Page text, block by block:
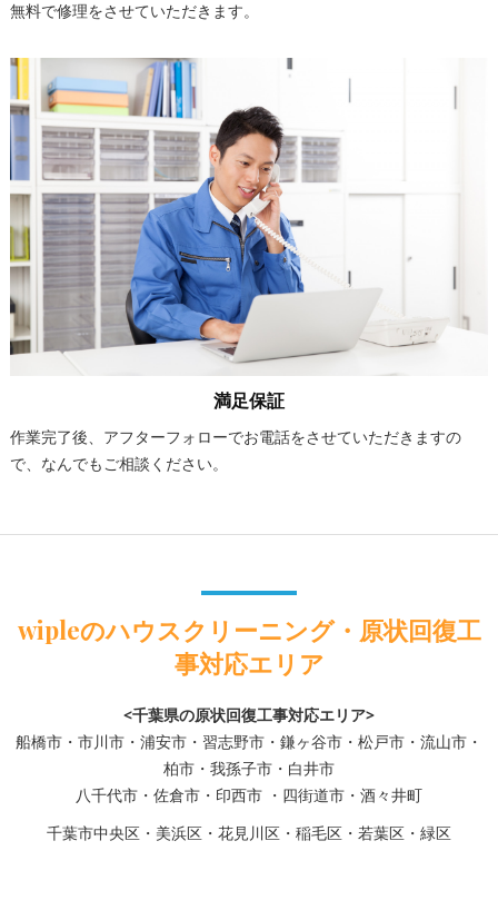
無料で修理をさせていただきます。
満足保証
作業完了後、アフターフォローでお電話をさせていただきますの
で、なんでもご相談ください。
wipleのハウスクリーニング・原状回復工
事対応エリア
<千葉県の原状回復工事対応エリア>
船橋市・市川市・浦安市・習志野市・鎌ヶ谷市・松戸市・流山市・
柏市・我孫子市・白井市
八千代市・佐倉市・印西市 ・四街道市・酒々井町
千葉市中央区・美浜区・花見川区・稲毛区・若葉区・緑区